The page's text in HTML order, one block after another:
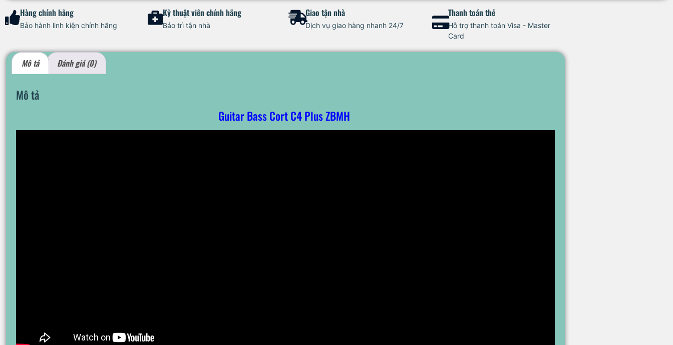
Hàng chính hãng
Bảo hành linh kiện chính hãng
Kỹ thuật viên chính hãng
Bảo trì tận nhà
Giao tận nhà
Dịch vụ giao hàng nhanh 24/7
Thanh toán thẻ
Hỗ trợ thanh toán Visa - Master
Card
Mô tả Đánh giá (0)
Mô tả
Guitar Bass Cort C4 Plus ZBMH